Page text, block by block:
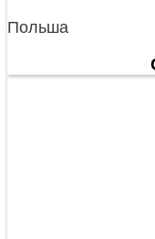
Польша